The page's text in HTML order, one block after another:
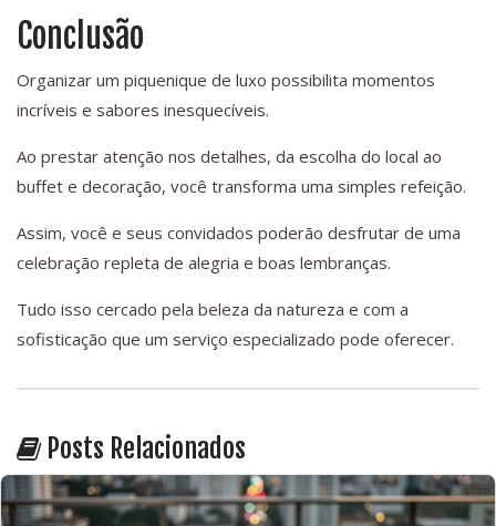
Conclusão
Organizar um piquenique de luxo possibilita momentos
incríveis e sabores inesquecíveis.
Ao prestar atenção nos detalhes, da escolha do local ao
buffet e decoração, você transforma uma simples refeição.
Assim, você e seus convidados poderão desfrutar de uma
celebração repleta de alegria e boas lembranças.
Tudo isso cercado pela beleza da natureza e com a
sofisticação que um serviço especializado pode oferecer.
Posts Relacionados